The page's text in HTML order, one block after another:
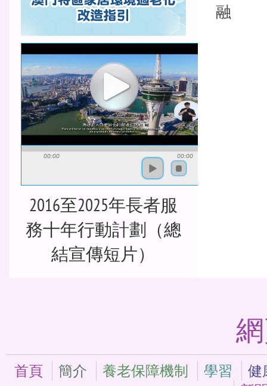
00:00 00:00
2016至2025年長者服
務十年行動計劃（總
結宣傳短片）
融
首頁 簡介 養老保障機制 學習
健